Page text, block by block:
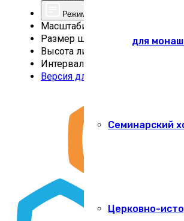
Режим чтения
Масштабирование
Размер шрифта
%
Высота линии
Интервал
Версия для слабовидящих
для
Семинарский
Церковно-